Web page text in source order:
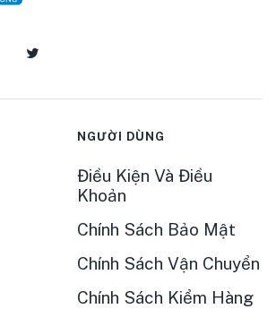
NGƯỜI DÙNG
Điều Kiện Và Điều
Khoản
Chính Sách Bảo Mật
Chính Sách Vận Chuyển
Chính Sách Kiểm Hàng